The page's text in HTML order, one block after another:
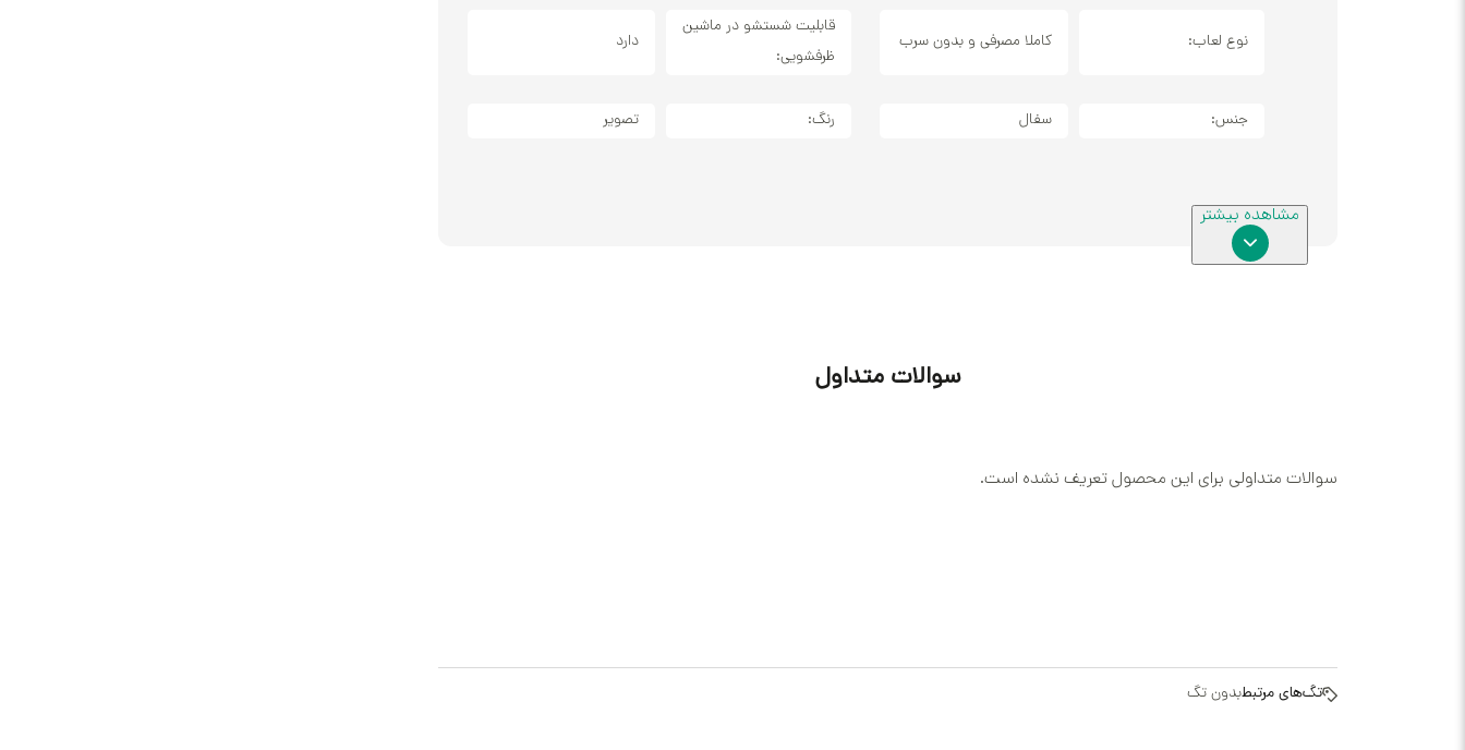
نوع لعاب: کاملا مصرفی و بدون سرب
قابلیت شستشو در ماشین
ظرفشویی:
دارد
جنس: سفال رنگ: تصویر
سوالات متداول
سوالات متداولی برای این محصول تعریف نشده است.
تگ‌های مرتبطبدون تگ